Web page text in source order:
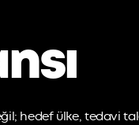
hedef ülke, tedavi